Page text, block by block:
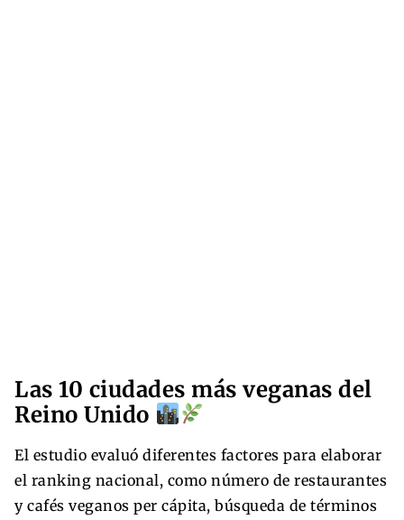
Las 10 ciudades más veganas del
Reino Unido
El estudio evaluó diferentes factores para elaborar
el ranking nacional, como número de restaurantes
y cafés veganos per cápita, búsqueda de términos